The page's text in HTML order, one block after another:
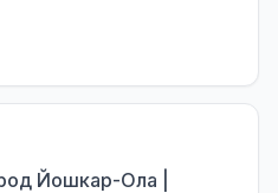
Йошкар-Ола |